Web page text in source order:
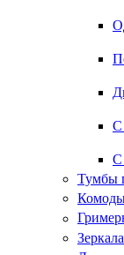
С
С
Тумбы
Зеркала